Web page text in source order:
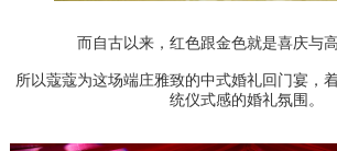
而自古以来，红色跟金色就是喜庆与高
所以蔻蔻为这场端庄雅致的中式婚礼回门宴，
统仪式感的婚礼氛围。